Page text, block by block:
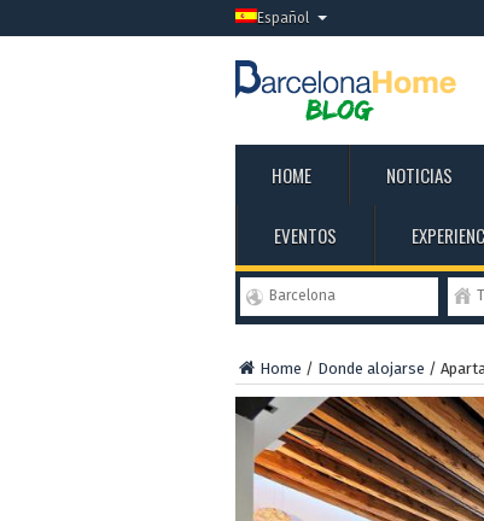
Español
HOME NOTICIAS
EVENTOS
Barcelona
Home / Donde alojarse /